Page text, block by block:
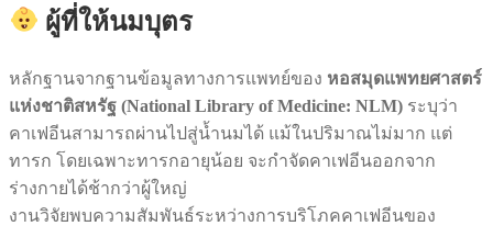
ผู้ที่ให้นมบุตร
หลักฐานจากฐานข้อมูลทางการแพทย์ของ หอสมุดแพทยศาสตร์
แห่งชาติสหรัฐ (National Library of Medicine: NLM) ระบุว่า
คาเฟอีนสามารถผ่านไปสู่น้ำนมได้ แม้ในปริมาณไม่มาก แต่
ทารก โดยเฉพาะทารกอายุน้อย จะกำจัดคาเฟอีนออกจาก
ร่างกายได้ช้ากว่าผู้ใหญ่
งานวิจัยพบความสัมพันธ์ระหว่างการบริโภคคาเฟอีนของ